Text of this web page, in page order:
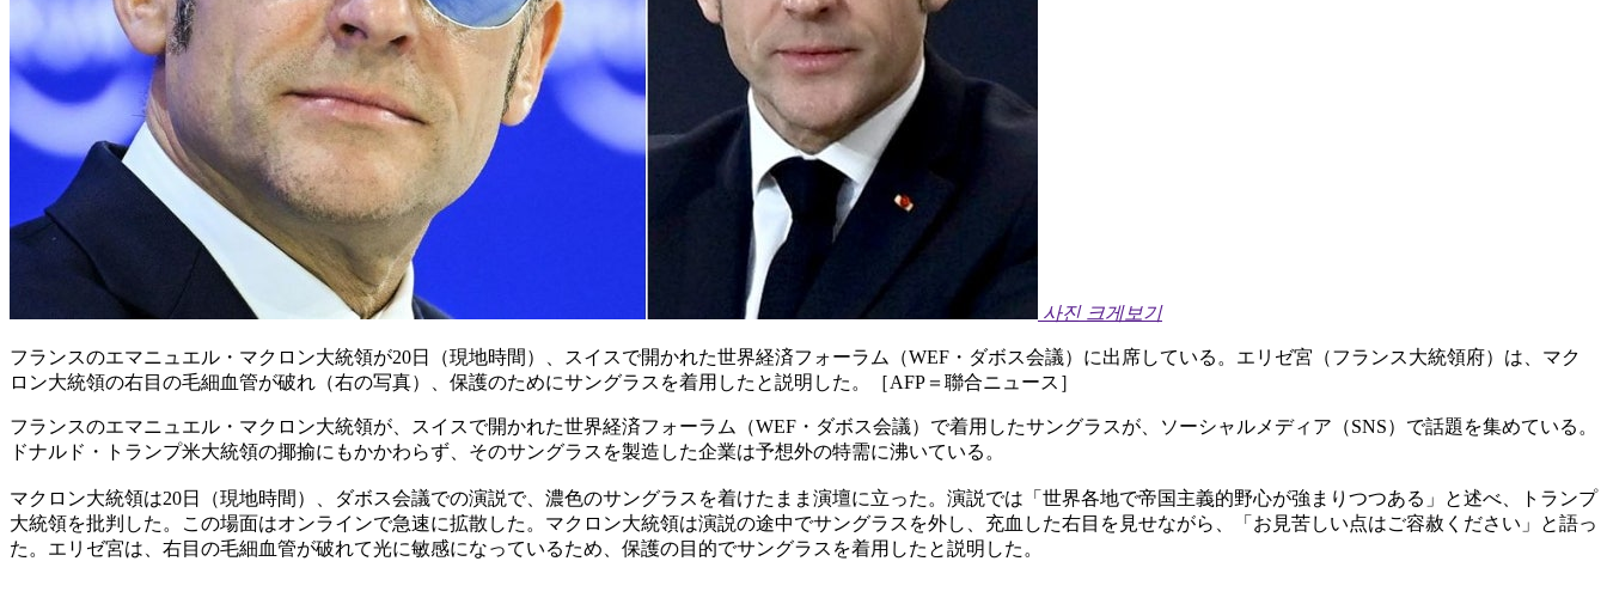
사진 크게보기
フランスのエマニュエル・マクロン大統領が20日（現地時間）、スイスで開かれた世界経済フォーラム（WEF・ダボス会議）に出席している。エリゼ宮（フランス大統領府）は、マク
ロン大統領の右目の毛細血管が破れ（右の写真）、保護のためにサングラスを着用したと説明した。［AFP＝聯合ニュース］
フランスのエマニュエル・マクロン大統領が、スイスで開かれた世界経済フォーラム（WEF・ダボス会議）で着用したサングラスが、ソーシャルメディア（SNS）で話題を集めている。
ドナルド・トランプ米大統領の揶揄にもかかわらず、そのサングラスを製造した企業は予想外の特需に沸いている。
マクロン大統領は20日（現地時間）、ダボス会議での演説で、濃色のサングラスを着けたまま演壇に立った。演説では「世界各地で帝国主義的野心が強まりつつある」と述べ、トランプ
大統領を批判した。この場面はオンラインで急速に拡散した。マクロン大統領は演説の途中でサングラスを外し、充血した右目を見せながら、「お見苦しい点はご容赦ください」と語っ
た。エリゼ宮は、右目の毛細血管が破れて光に敏感になっているため、保護の目的でサングラスを着用したと説明した。